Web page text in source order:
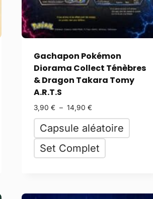
Gachapon Pokémon
Diorama Collect Ténèbres
& Dragon Takara Tomy
A.R.T.S
3,90 € – 14,90 €
Capsule aléatoire
Set Complet